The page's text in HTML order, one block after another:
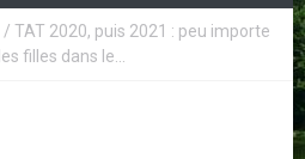
/ TAT 2020, puis 2021 : peu importe
filles dans le...